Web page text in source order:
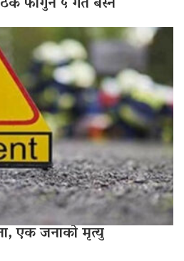
एक जनाको मृत्यु